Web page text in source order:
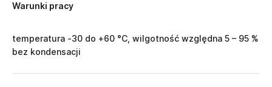
Warunki pracy
temperatura -30 do +60 °C, wilgotność względna 5 – 95 %
bez kondensacji